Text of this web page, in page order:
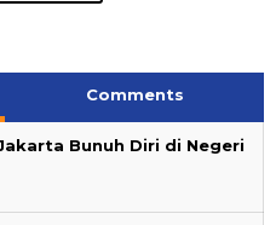
Comments
Bunuh Diri di Negeri